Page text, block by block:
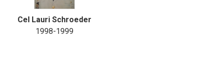
Cel Lauri Schroeder
1998-1999